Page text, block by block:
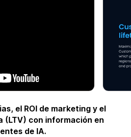
el ROI de marketing y el
(LTV) con información en
de IA.